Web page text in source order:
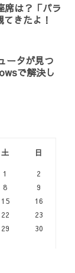
席は？「パラ
きたよ！
ータが見つ
で解決し
土 日
1
2
8
9
15
16
22
23
29
30